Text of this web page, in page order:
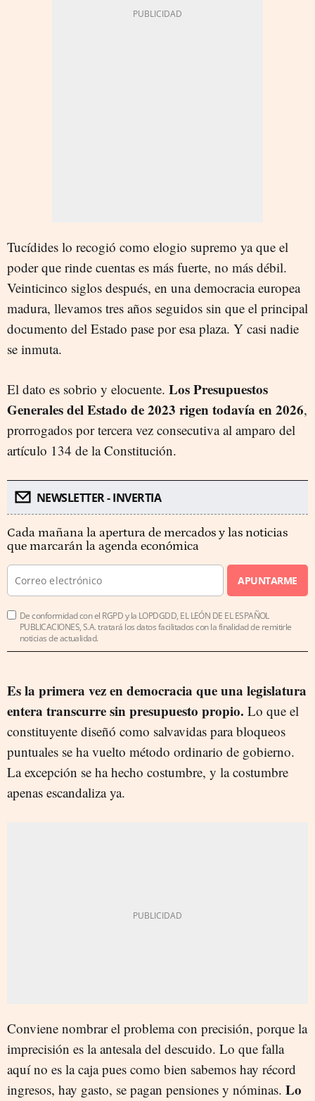
Tucídides lo recogió como elogio supremo ya que el
poder que rinde cuentas es más fuerte, no más débil.
Veinticinco siglos después, en una democracia europea
madura, llevamos tres años seguidos sin que el principal
documento del Estado pase por esa plaza. Y casi nadie
se inmuta.
El dato es sobrio y elocuente. Los Presupuestos
Generales del Estado de 2023 rigen todavía en 2026,
prorrogados por tercera vez consecutiva al amparo del
artículo 134 de la Constitución.
NEWSLETTER - INVERTIA
Cada mañana la apertura de mercados y las noticias
que marcarán la agenda económica
APUNTARME
De conformidad con el RGPD y la LOPDGDD, EL LEÓN DE EL ESPAÑOL
PUBLICACIONES, S.A. tratará los datos facilitados con la finalidad de remitirle
noticias de actualidad.
Es la primera vez en democracia que una legislatura
entera transcurre sin presupuesto propio. Lo que el
constituyente diseñó como salvavidas para bloqueos
puntuales se ha vuelto método ordinario de gobierno.
La excepción se ha hecho costumbre, y la costumbre
apenas escandaliza ya.
Conviene nombrar el problema con precisión, porque la
imprecisión es la antesala del descuido. Lo que falla
aquí no es la caja pues como bien sabemos hay récord
ingresos, hay gasto, se pagan pensiones y nóminas. Lo